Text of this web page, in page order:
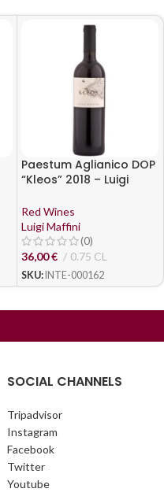
Paestum Aglianico DOP
“Kleos” 2018 – Luigi
Red Wines
Luigi Maffini
(0)
36,00€ 0.75 CL
SKU: INTE-000162
SOCIAL CHANNELS
Tripadvisor
Instagram
Facebook
Twitter
Youtube